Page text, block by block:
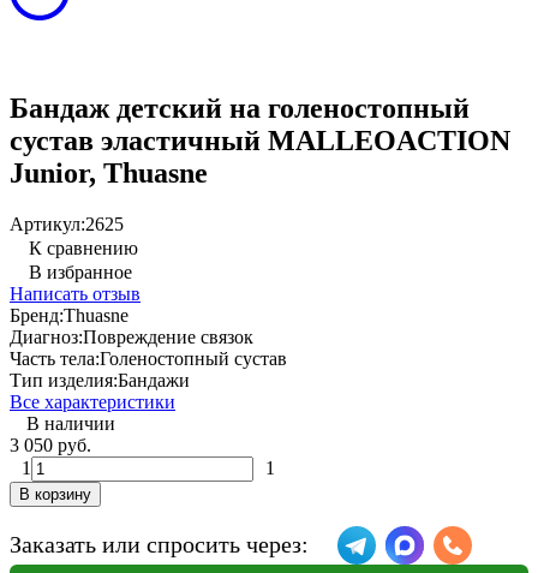
Бандаж детский на голеностопный
сустав эластичный MALLEOACTION
Junior, Thuasne
Артикул:2625
К сравнению
В избранное
Написать отзыв
Бренд:Thuasne
Диагноз:Повреждение связок
Часть тела:Голеностопный сустав
Тип изделия:Бандажи
Все характеристики
В наличии
3 050 руб.
1
1
В корзину
Заказать или спросить через: